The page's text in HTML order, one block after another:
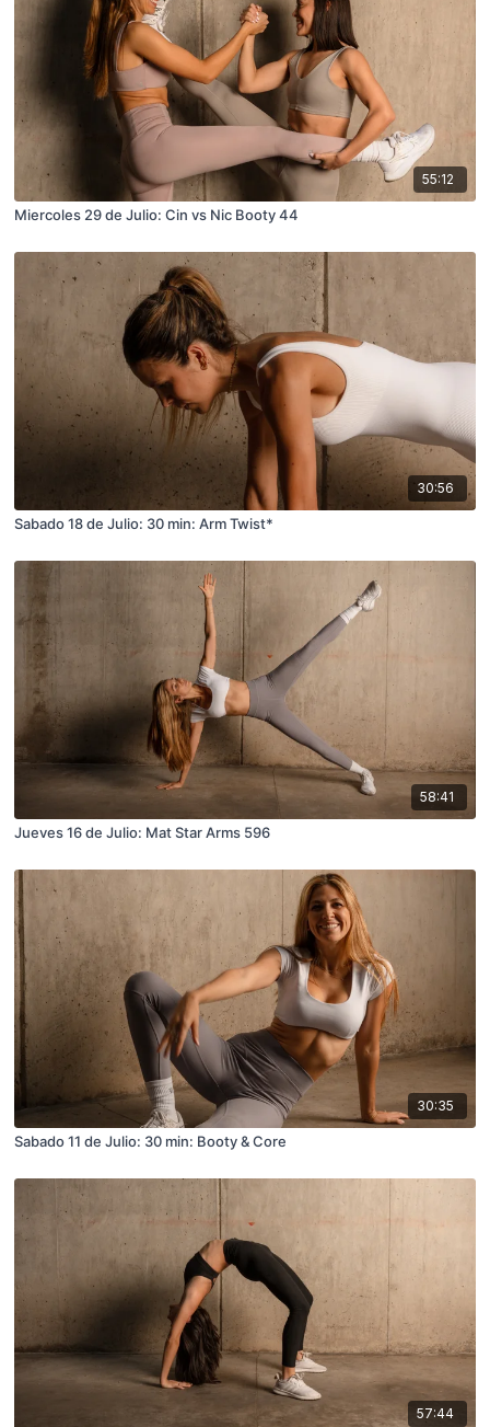
55:12
Miercoles 29 de Julio: Cin vs Nic Booty 44
30:56
Sabado 18 de Julio: 30 min: Arm Twist*
58:41
Jueves 16 de Julio: Mat Star Arms 596
30:35
Sabado 11 de Julio: 30 min: Booty & Core
57:44